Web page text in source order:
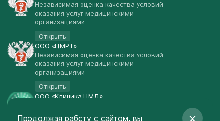
Независимая оценка качества условий
оказания услуг медицинскими
организациями
Открыть
ООО «ЦМРТ»
Независимая оценка качества условий
оказания услуг медицинскими
организациями
Открыть
ООО «Клиника ЦМД»
Открыть
Продолжая работу с сайтом, вы